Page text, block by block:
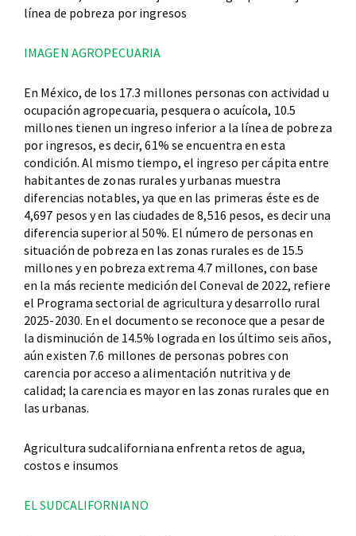
línea de pobreza por ingresos
IMAGEN AGROPECUARIA
En México, de los 17.3 millones personas con actividad u
ocupación agropecuaria, pesquera o acuícola, 10.5
millones tienen un ingreso inferior a la línea de pobreza
por ingresos, es decir, 61% se encuentra en esta
condición. Al mismo tiempo, el ingreso per cápita entre
habitantes de zonas rurales y urbanas muestra
diferencias notables, ya que en las primeras éste es de
4,697 pesos y en las ciudades de 8,516 pesos, es decir una
diferencia superior al 50%. El número de personas en
situación de pobreza en las zonas rurales es de 15.5
millones y en pobreza extrema 4.7 millones, con base
en la más reciente medición del Coneval de 2022, refiere
el Programa sectorial de agricultura y desarrollo rural
2025-2030. En el documento se reconoce que a pesar de
la disminución de 14.5% lograda en los último seis años,
aún existen 7.6 millones de personas pobres con
carencia por acceso a alimentación nutritiva y de
calidad; la carencia es mayor en las zonas rurales que en
las urbanas.
Agricultura sudcaliforniana enfrenta retos de agua,
costos e insumos
EL SUDCALIFORNIANO